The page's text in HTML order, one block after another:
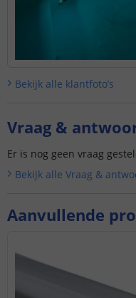
Aanvullende
Bekijk alle klantfoto’s
Vraag &
Er is nog geen vraag
Bekijk alle Vraag &